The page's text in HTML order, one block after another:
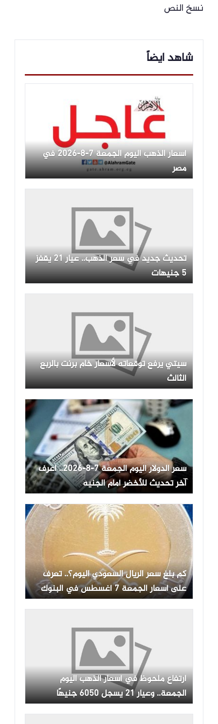
نسخ النص
شاهد ايضاً
أسعار الذهب اليوم الجمعة 7-8-2026 في
مصر
تحديث جديد في سعر الذهب.. عيار 21 يقفز
5 جنيهات
سيتي يرفع توقعاته لأسعار خام برنت بالربع
الثالث
سعر الدولار اليوم الجمعة 7-8-2026.. اعرف
آخر تحديث للأخضر أمام الجنيه
كم بلغ سعر الريال السعودي اليوم؟.. تعرف
على أسعار الجمعة 7 أغسطس في البنوك
ارتفاع ملحوظ في أسعار الذهب اليوم
الجمعة.. وعيار 21 يسجل 6050 جنيهًا